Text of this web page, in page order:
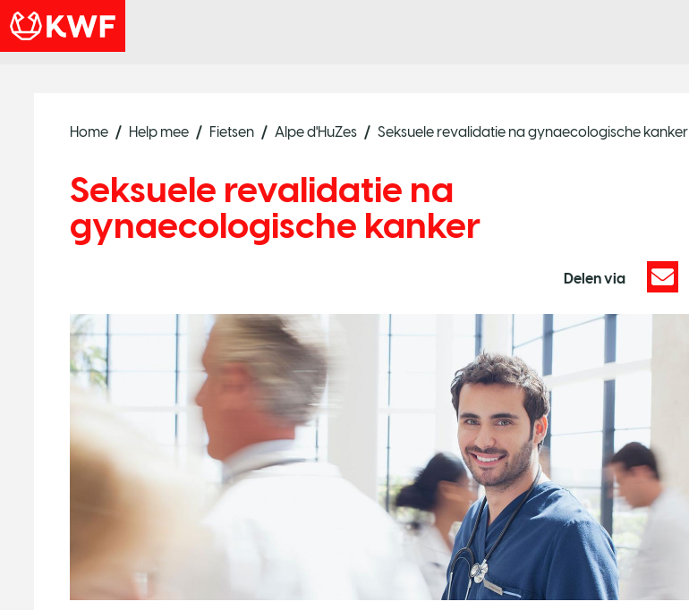
Home Help mee Fietsen Alpe d'HuZes Seksuele revalidatie na gynaecologische kanker
Seksuele revalidatie na
gynaecologische kanker
Delen via